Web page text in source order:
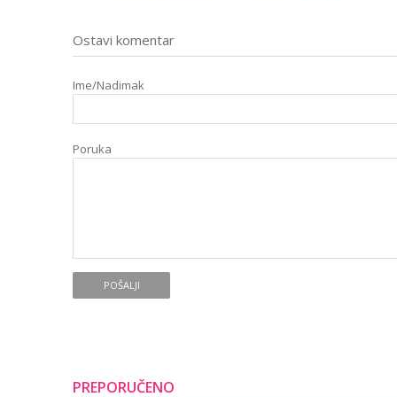
Ostavi komentar
Ime/Nadimak
Poruka
POŠALJI
PREPORUČENO